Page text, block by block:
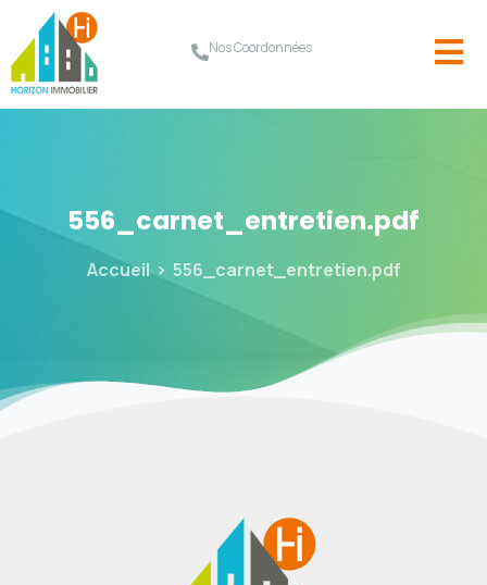
Nos Coordonnées
556_carnet_entretien.pdf
Accueil 556_carnet_entretien.pdf